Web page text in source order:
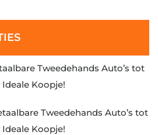
Tweedehands Auto’s tot
Koopje!
Tweedehands Auto’s tot
Koopje!